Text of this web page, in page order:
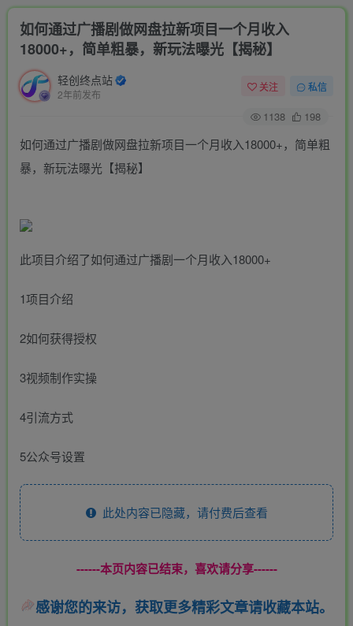
如何通过广播剧做网盘拉新项目一个月收入
18000+，简单粗暴，新玩法曝光【揭秘】
轻创终点站
2年前发布
关注 私信
1138 198
如何通过广播剧做网盘拉新项目一个月收入18000+，简单粗
暴，新玩法曝光【揭秘】
此项目介绍了如何通过广播剧一个月收入18000+
1项目介绍
2如何获得授权
3视频制作实操
4引流方式
5公众号设置
此处内容已隐藏，请付费后查看
------本页内容已结束，喜欢请分享------
感谢您的来访，获取更多精彩文章请收藏本站。